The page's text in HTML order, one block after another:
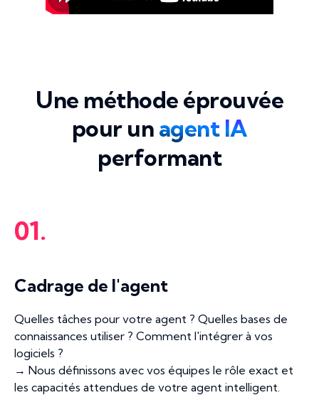
Une méthode éprouvée
pour un agent IA
performant
01.
Cadrage de l'agent
Quelles tâches pour votre agent ? Quelles bases de
connaissances utiliser ? Comment l'intégrer à vos
logiciels ?
→ Nous définissons avec vos équipes le rôle exact et
les capacités attendues de votre agent intelligent.